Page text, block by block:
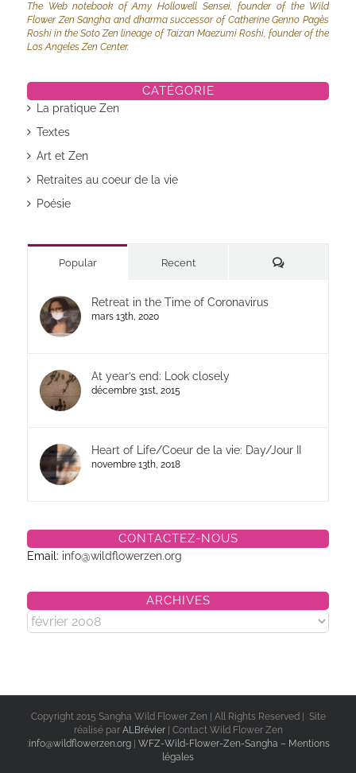
The Web notebook of Amy Hollowell Sensei, founder of the Wild
Flower Zen Sangha and dharma successor of Catherine Genno Pagès
Roshi in the Soto Zen lineage of Taizan Maezumi Roshi, founder of the
Los Angeles Zen Center.
CATÉGORIE
La pratique Zen
Textes
Art et Zen
Retraites au coeur de la vie
Poésie
Popular Recent Commentaires
Retreat in the Time of Coronavirus
mars 13th, 2020
At year’s end: Look closely
décembre 31st, 2015
Heart of Life/Coeur de la vie: Day/Jour II
novembre 13th, 2018
CONTACTEZ-NOUS
Email: info@wildflowerzen.org
ARCHIVES
Archives
Copyright 2015 Sangha Wild Flower Zen | All Rights Reserved | Site
réalisé par ALBrévier
| Contact Wild Flower Zen
:info@wildflowerzen.org| WFZ-Wild-Flower-Zen-Sangha – Mentions
légales